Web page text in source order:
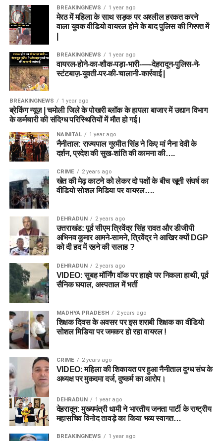
BREAKINGNEWS 1 year ago
मेरठ में महिला के साथ सड़क पर अश्लील हरकत करने
वाला युवक वीडियो वायरल होने के बाद पुलिस की गिरफ्त में
BREAKINGNEWS 1 year ago
वायरल-होने-का-शौक-पड़ा-भारी-—-देहरादून-पुलिस-ने-
स्टंटबाज़-युवती-पर-की-चालानी-कार्रवाई |
BREAKINGNEWS 1 year ago
ब्रेकिंग न्यूज़ | चमोली जिले के पोखरी ब्लॉक के हापला बाजार में उद्यान विभाग
के कर्मचारी की संदिग्ध परिस्थितियों में मौत हो गई।
NAINITAL 1 year ago
नैनीताल: राज्यपाल गुरमीत सिंह ने किए मां नैना देवी के
दर्शन, प्रदेश की सुख-शांति की कामना की….
CRIME 2 years ago
खेत की मेढ़ काटने को लेकर दो पक्षों के बीच खूनी संघर्ष का
वीडियो सोशल मिडिया पर वायरल….
DEHRADUN 2 years ago
उत्तराखंड: पूर्व सीएम त्रिवेंद्र सिंह रावत और डीजीपी
अभिनव कुमार आमने-सामने, त्रिवेंद्र ने आखिर क्यों DGP
को दी हद में रहने की सलाह ?
DEHRADUN 2 years ago
VIDEO: सुबह मॉर्निंग वॉक पर हाइवे पर निकला हाथी, पूर्व
सैनिक घयाल, अस्पताल में भर्ती
MADHYA PRADESH 2 years ago
शिक्षक दिवस के अवसर पर इस शराबी शिक्षक का वीडियो
सोशल मिडिया पर जमकर हो रहा वायरल !
CRIME 2 years ago
VIDEO: महिला की शिकायत पर हुआ नैनीताल दुग्ध संघ के
अध्यक्ष पर मुकदमा दर्ज, दुष्कर्म का आरोप।
DEHRADUN 1 year ago
देहरादून: मुख्यमंत्री धामी ने भारतीय जनता पार्टी के राष्ट्रीय
महासचिव विनोद तावड़े का किया भव्य स्वागत…
BREAKINGNEWS 1 year ago